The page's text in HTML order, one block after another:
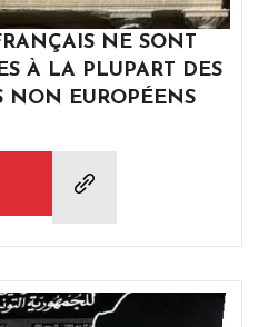
NE SONT
À LA PLUPART DES
NON EUROPÉENS